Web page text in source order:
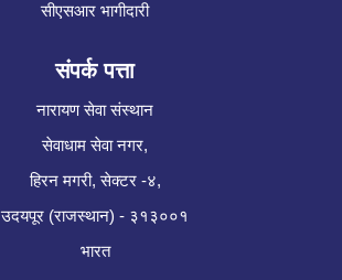
सीएसआर भागीदारी
संपर्क पत्ता
नारायण सेवा संस्थान
सेवाधाम सेवा नगर,
हिरन मगरी, सेक्टर -४,
उदयपूर (राजस्थान) - ३१३००१
भारत